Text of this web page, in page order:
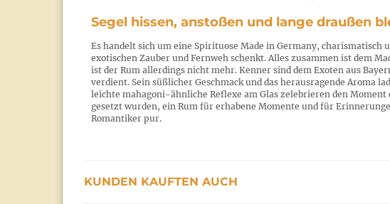
Segel hissen, anstoßen und lange draußen
Es handelt sich um eine Spirituose Made in Germany, charismatisch
exotischen Zauber und Fernweh schenkt. Alles zusammen ist dem
ist der Rum allerdings nicht mehr. Kenner sind dem Exoten aus
verdient. Sein süßlicher Geschmack und das herausragende Aroma
leichte mahagoni-ähnliche Reflexe am Glas zelebrieren den
gesetzt wurden, ein Rum für erhabene Momente und für
Romantiker pur.
KUNDEN KAUFTEN AUCH